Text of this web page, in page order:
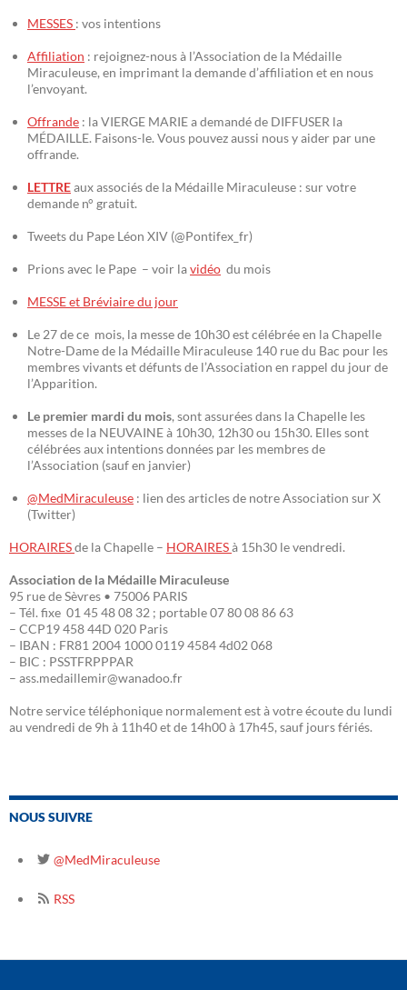
MESSES : vos intentions
Affiliation : rejoignez-nous à l’Association de la Médaille
Miraculeuse, en imprimant la demande d’affiliation et en nous
l’envoyant.
Offrande : la VIERGE MARIE a demandé de DIFFUSER la
MÉDAILLE. Faisons-le. Vous pouvez aussi nous y aider par une
offrande.
LETTREaux associés de la Médaille Miraculeuse : sur votre
demande n° gratuit.
Tweets du Pape Léon XIV (@Pontifex_fr)
Prions avec le Pape – voir lavidéo du mois
MESSE et Bréviaire du jour
Le 27 de ce mois, la messe de 10h30 est célébrée en la Chapelle
Notre-Dame de la Médaille Miraculeuse 140 rue du Bac pour les
membres vivants et défunts de l’Association en rappel du jour de
l’Apparition.
Le premier mardi du mois, sont assurées dans la Chapelle les
messes de la NEUVAINE à 10h30, 12h30 ou 15h30. Elles sont
célébrées aux intentions données par les membres de
l’Association (sauf en janvier)
@MedMiraculeuse : lien des articles de notre Association sur X
(Twitter)
HORAIRESde la Chapelle – HORAIRESà 15h30 le vendredi.
Association de la Médaille Miraculeuse
95 rue de Sèvres • 75006 PARIS
– Tél. fixe 01 45 48 08 32 ; portable 07 80 08 86 63
– CCP19 458 44D 020 Paris
– IBAN : FR81 2004 1000 0119 4584 4d02 068
– BIC : PSSTFRPPPAR
– ass.medaillemir@wanadoo.fr
Notre service téléphonique normalement est à votre écoute du lundi
au vendredi de 9h à 11h40 et de 14h00 à 17h45, sauf jours fériés.
NOUS SUIVRE
@MedMiraculeuse
RSS